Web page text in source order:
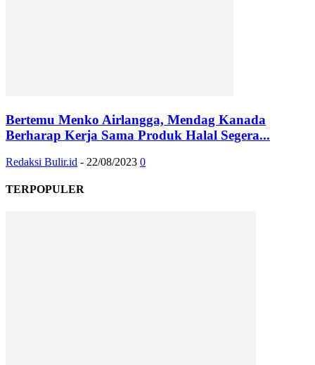
Bertemu Menko Airlangga, Mendag Kanada
Berharap Kerja Sama Produk Halal Segera...
Redaksi Bulir.id - 22/08/2023 0
TERPOPULER